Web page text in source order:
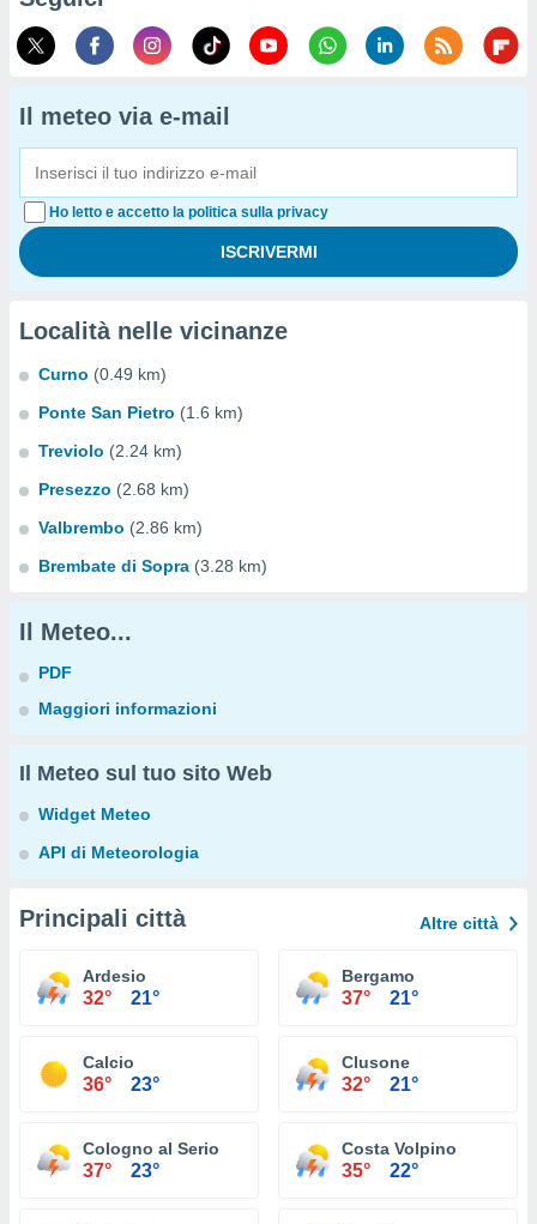
Il meteo via e-mail
Ho letto e accetto la politica sulla privacy
Località nelle vicinanze
Curno (0.49 km)
Ponte San Pietro (1.6 km)
Treviolo (2.24 km)
Presezzo (2.68 km)
Valbrembo (2.86 km)
Brembate di Sopra (3.28 km)
Il Meteo...
PDF
Maggiori informazioni
Il Meteo sul tuo sito Web
Widget Meteo
API di Meteorologia
Principali città Altre città
Ardesio
32° 21°
Bergamo
37° 21°
Calcio
36° 23°
Clusone
32° 21°
Cologno al Serio
37° 23°
Costa Volpino
35° 22°